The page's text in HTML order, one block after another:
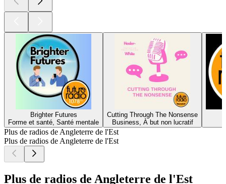
Brighter Futures
Forme et santé, Santé mentale
Cutting Through The Nonsense
Business, À but non lucratif
Plus de radios de Angleterre de l'Est
Plus de radios de Angleterre de l'Est
Plus de radios de Angleterre de l'Est